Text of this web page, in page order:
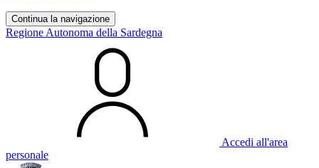
Continua la navigazione
Regione Autonoma della Sardegna
Accedi all'area
personale